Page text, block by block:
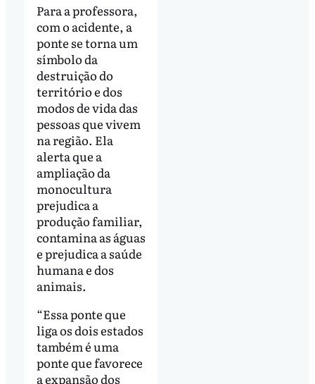
Para a professora,
com o acidente, a
ponte se torna um
símbolo da
destruição do
território e dos
modos de vida das
pessoas que vivem
na região. Ela
alerta que a
ampliação da
monocultura
prejudica a
produção familiar,
contamina as águas
e prejudica a saúde
humana e dos
animais.
“Essa ponte que
liga os dois estados
também é uma
ponte que favorece
a expansão dos